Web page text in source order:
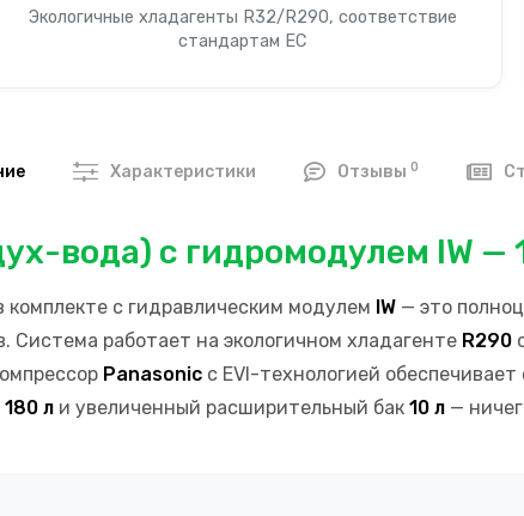
Экологичные хладагенты R32/R290, соответствие
стандартам ЕС
Характеристики Отзывы0
вода) с гидромодулем IW —
с гидравлическим модулем IW — это
работает на экологичном хладагенте R290
Panasonic с EVI-технологией
180 л и увеличенный расширительный бак 10 л —